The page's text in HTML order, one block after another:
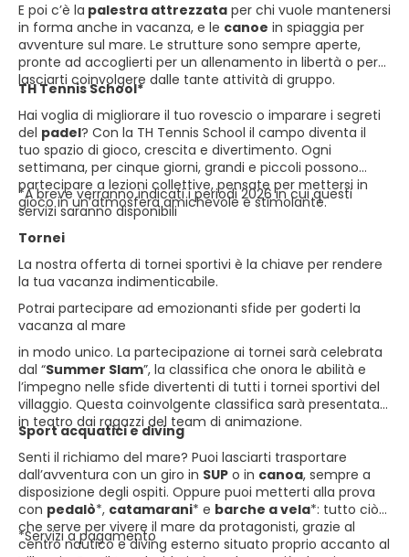
E poi c’è la palestra attrezzata per chi vuole mantenersi
in forma anche in vacanza, e le canoe in spiaggia per
avventure sul mare. Le strutture sono sempre aperte,
pronte ad accoglierti per un allenamento in libertà o per
lasciarti coinvolgere dalle tante attività di gruppo.
TH Tennis School*
Hai voglia di migliorare il tuo rovescio o imparare i segreti
del padel? Con la TH Tennis School il campo diventa il
tuo spazio di gioco, crescita e divertimento. Ogni
settimana, per cinque giorni, grandi e piccoli possono
partecipare a lezioni collettive, pensate per mettersi in
gioco in un’atmosfera amichevole e stimolante.
*A breve verranno indicati i periodi 2026 in cui questi
servizi saranno disponibili
Tornei
La nostra offerta di tornei sportivi è la chiave per rendere
la tua vacanza indimenticabile.
Potrai partecipare ad emozionanti sfide per goderti la
vacanza al mare
in modo unico. La partecipazione ai tornei sarà celebrata
dal “Summer Slam”, la classifica che onora le abilità e
l’impegno nelle sfide divertenti di tutti i tornei sportivi del
villaggio. Questa coinvolgente classifica sarà presentata
in teatro dai ragazzi del team di animazione.
Sport acquatici e diving
Senti il richiamo del mare? Puoi lasciarti trasportare
dall’avventura con un giro in SUP o in canoa, sempre a
disposizione degli ospiti. Oppure puoi metterti alla prova
con pedalò*, catamarani* e barche a vela*: tutto ciò
che serve per vivere il mare da protagonisti, grazie al
centro nautico e diving esterno situato proprio accanto al
*Servizi a pagamento